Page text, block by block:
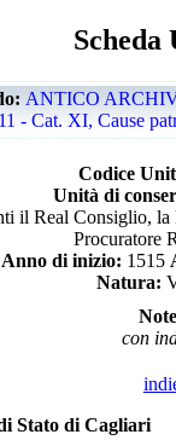
Scheda
ANTICO
11 - Cat. XI, Cause
Codice
Unità di
il Real Consiglio,
Procuratore
Anno di inizio: 1515
Natura:
con
Stato di Cagliari